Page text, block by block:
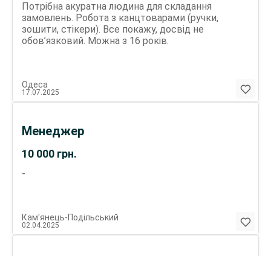
Потрібна акуратна людина для складання
замовлень. Робота з канцтоварами (ручки,
зошити, стікери). Все покажу, досвід не
обов’язковий. Можна з 16 років.
Одеса
17.07.2025
10 000 грн.
Менеджер
-
Кам'янець-Подільський
02.04.2025